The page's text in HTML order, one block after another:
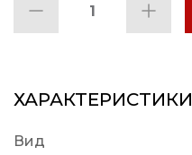
ХАРАКТЕРИСТИКИ
Вид